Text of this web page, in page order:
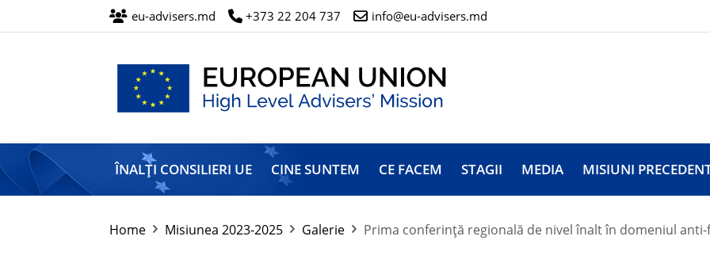
eu-advisers.md +373 22 204 737 info@eu-advisers.md
Misiunea
Înalților
Consilieri
ai
Europene
ÎNALȚI CONSILIERI UE CINE SUNTEM CE FACEM STAGII MEDIA MISIUNI
Home Misiunea 2023-2025 Galerie Prima conferință regională de nivel înalt în domeniul